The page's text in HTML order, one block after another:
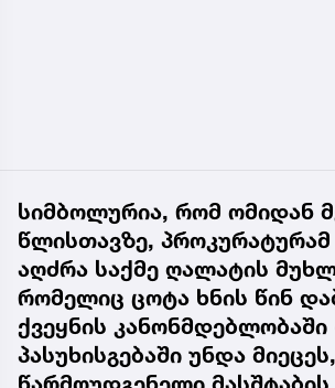
სიმბოლურია, რომ ომიდან
წლისთავზე,
აღძრა საქმე ღალატის
რომელიც ცოტა ხნის წინ
ქვეყნის
პასუხისგებაში უნდა მიეცეს,